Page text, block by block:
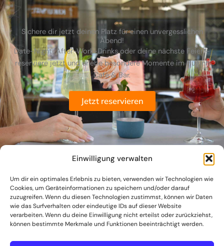
Einwilligung verwalten
Um dir ein optimales Erlebnis zu bieten, verwenden wir Technologien wie
Cookies, um Geräteinformationen zu speichern und/oder darauf
zuzugreifen. Wenn du diesen Technologien zustimmst, können wir Daten
wie das Surfverhalten oder eindeutige IDs auf dieser Website
verarbeiten. Wenn du deine Einwilligung nicht erteilst oder zurückziehst,
können bestimmte Merkmale und Funktionen beeinträchtigt werden.
Sichere dir jetzt deinen Platz für einen unvergesslichen
Abend!
Date-Night, After-Work-Drinks oder deine nächste Feier –
reserviere jetzt und erlebe besondere Momente im Huginn
Café & Bar.
Jetzt reservieren